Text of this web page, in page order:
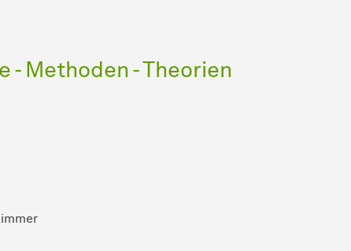
Methoden - Theorien